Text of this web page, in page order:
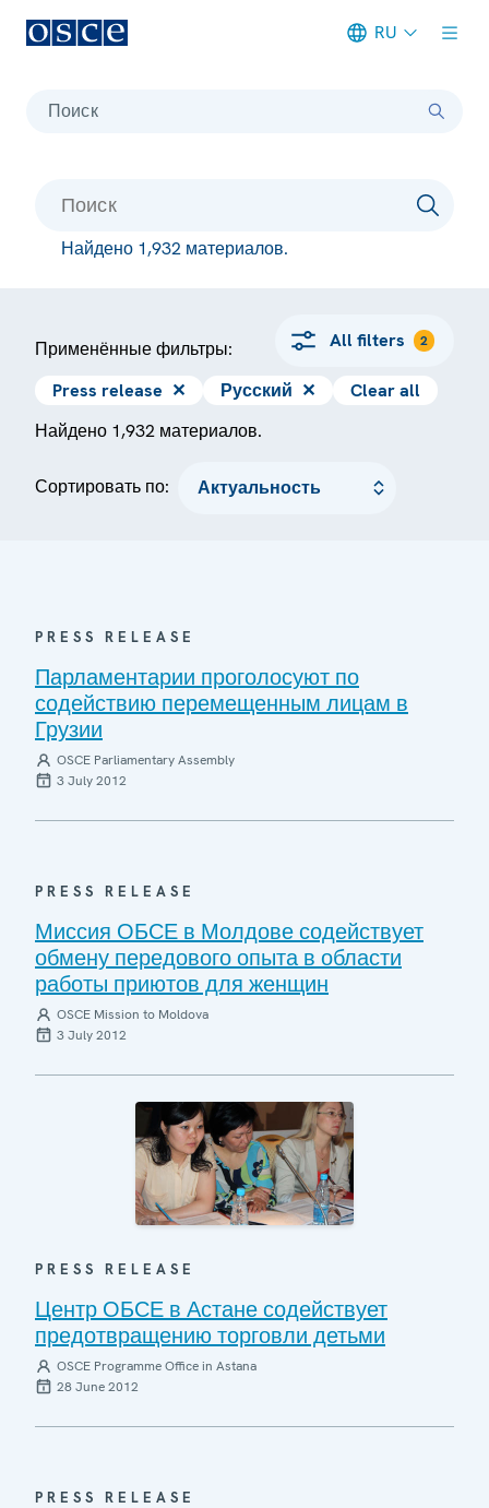
RU
Поиск
Найдено 1,932 материалов.
Применённые фильтры: All filters 2
Press release ✕ Русский ✕
Clear all
Найдено 1,932 материалов.
Сортировать по:
PRESS RELEASE
Парламентарии проголосуют по
содействию перемещенным лицам в
Грузии
OSCE Parliamentary Assembly
3 July 2012
PRESS RELEASE
Миссия ОБСЕ в Молдове содействует
обмену передового опыта в области
работы приютов для женщин
OSCE Mission to Moldova
3 July 2012
PRESS RELEASE
Центр ОБСЕ в Астане содействует
предотвращению торговли детьми
OSCE Programme Office in Astana
28 June 2012
PRESS RELEASE